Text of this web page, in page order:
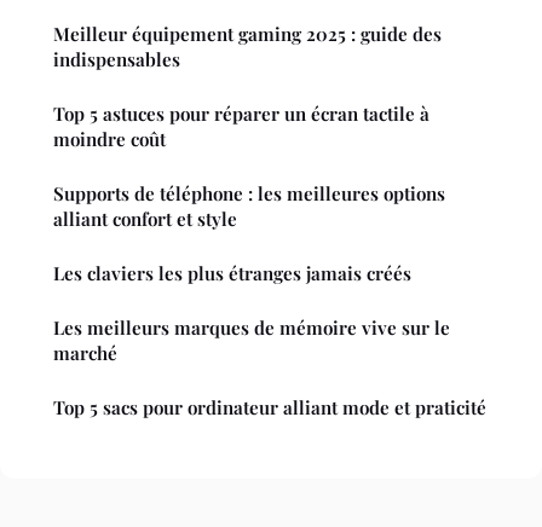
Meilleur équipement gaming 2025 : guide des
indispensables
Top 5 astuces pour réparer un écran tactile à
moindre coût
Supports de téléphone : les meilleures options
alliant confort et style
Les claviers les plus étranges jamais créés
Les meilleurs marques de mémoire vive sur le
marché
Top 5 sacs pour ordinateur alliant mode et praticité